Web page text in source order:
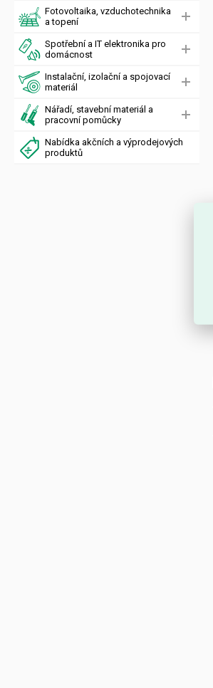
Fotovoltaika, vzduchotechnika
a topení
Spotřební a IT elektronika pro
domácnost
Instalační, izolační a spojovací
materiál
Nářadí, stavební materiál a
pracovní pomůcky
Nabídka akčních a výprodejových
produktů